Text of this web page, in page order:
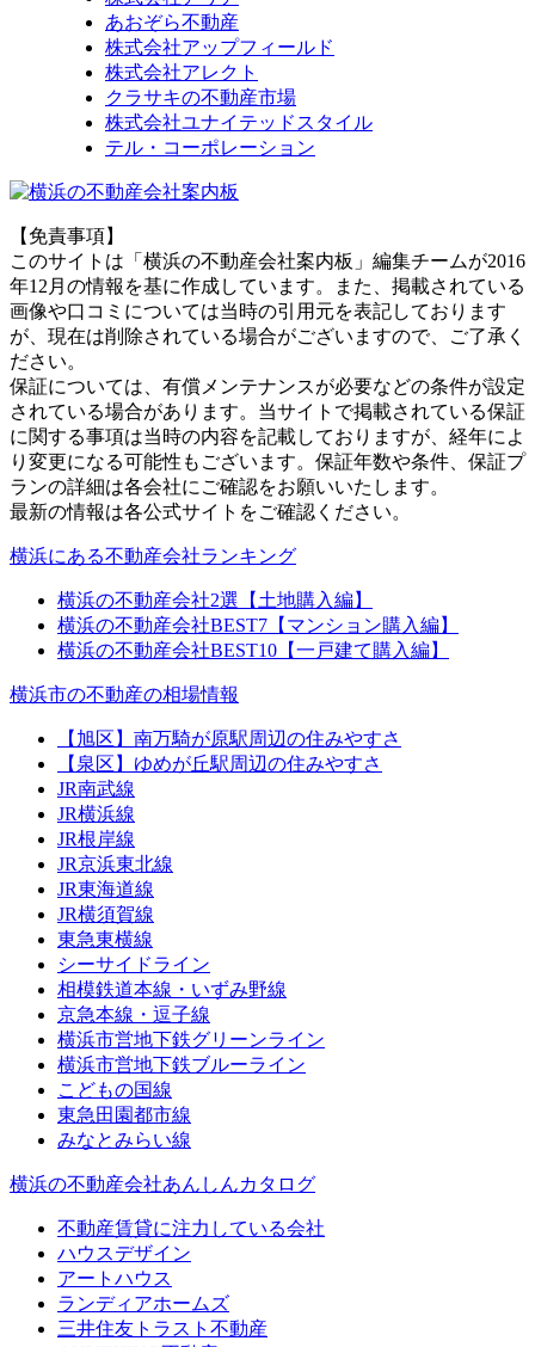
あおぞら不動産
株式会社アップフィールド
株式会社アレクト
クラサキの不動産市場
株式会社ユナイテッドスタイル
テル・コーポレーション
【免責事項】
このサイトは「横浜の不動産会社案内板」編集チームが2016
年12月の情報を基に作成しています。また、掲載されている
画像や口コミについては当時の引用元を表記しております
が、現在は削除されている場合がございますので、ご了承く
ださい。
保証については、有償メンテナンスが必要などの条件が設定
されている場合があります。当サイトで掲載されている保証
に関する事項は当時の内容を記載しておりますが、経年によ
り変更になる可能性もございます。保証年数や条件、保証プ
ランの詳細は各会社にご確認をお願いいたします。
最新の情報は各公式サイトをご確認ください。
横浜にある不動産会社ランキング
横浜の不動産会社2選【土地購入編】
横浜の不動産会社BEST7【マンション購入編】
横浜の不動産会社BEST10【一戸建て購入編】
横浜市の不動産の相場情報
【旭区】南万騎が原駅周辺の住みやすさ
【泉区】ゆめが丘駅周辺の住みやすさ
JR南武線
JR横浜線
JR根岸線
JR京浜東北線
JR東海道線
JR横須賀線
東急東横線
シーサイドライン
相模鉄道本線・いずみ野線
京急本線・逗子線
横浜市営地下鉄グリーンライン
横浜市営地下鉄ブルーライン
こどもの国線
東急田園都市線
みなとみらい線
横浜の不動産会社あんしんカタログ
不動産賃貸に注力している会社
ハウスデザイン
アートハウス
ランディアホームズ
三井住友トラスト不動産